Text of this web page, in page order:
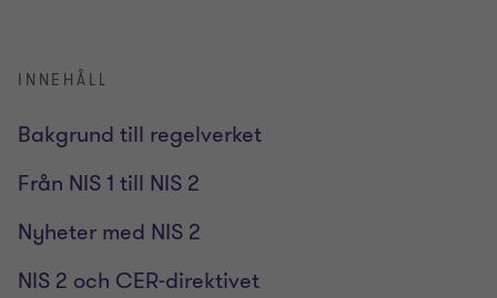
INNEHÅLL
Bakgrund till regelverket
Från NIS 1 till NIS 2
Nyheter med NIS 2
NIS 2 och CER-direktivet